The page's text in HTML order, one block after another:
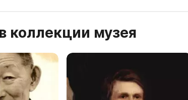
коллекции музея